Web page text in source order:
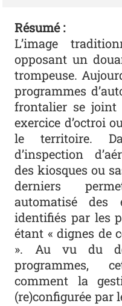
Résumé :
L’image
opposant un
trompeuse.
programmes
frontalier se joint
exercice d’octroi
le territoire.
d’inspection
des kiosques ou
derniers
automatisé des
identifiés par les
étant « dignes de
». Au vu du
programmes,
comment la
(re)configurée par